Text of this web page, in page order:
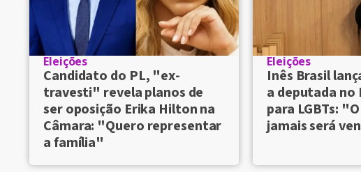
Eleições
Candidato do PL, "ex-
travesti" revela planos de
ser oposição Erika Hilton na
Câmara: "Quero representar
a família"
Eleições
Inês Brasil
a deputada no
para LGBTs:
jamais será